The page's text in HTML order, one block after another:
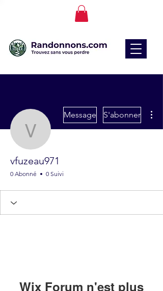
vfuzeau971
Message S'abonner
vfuzeau971
0 Abonné 0 Suivi
Wix Forum n'est plus